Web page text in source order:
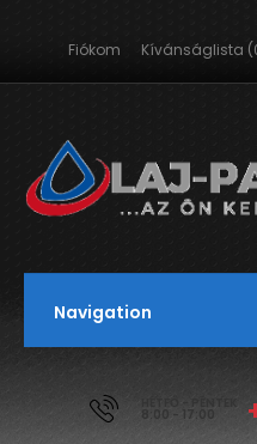
Fiókom Kívánságlista
Navigation
HÉTFŐ - PÉNTEK
8:00 - 17:00